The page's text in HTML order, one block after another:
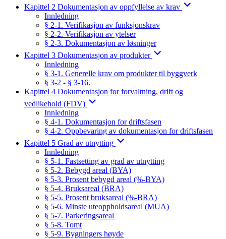
Kapittel 2 Dokumentasjon av oppfyllelse av krav
Innledning
§ 2-1. Verifikasjon av funksjonskrav
§ 2-2. Verifikasjon av ytelser
§ 2-3. Dokumentasjon av løsninger
Kapittel 3 Dokumentasjon av produkter
Innledning
§ 3-1. Generelle krav om produkter til byggverk
§ 3-2 - § 3-16.
Kapittel 4 Dokumentasjon for forvaltning, drift og
vedlikehold (FDV)
Innledning
§ 4-1. Dokumentasjon for driftsfasen
§ 4-2. Oppbevaring av dokumentasjon for driftsfasen
Kapittel 5 Grad av utnytting
Innledning
§ 5-1. Fastsetting av grad av utnytting
§ 5-2. Bebygd areal (BYA)
§ 5-3. Prosent bebygd areal (%-BYA)
§ 5-4. Bruksareal (BRA)
§ 5-5. Prosent bruksareal (%-BRA)
§ 5-6. Minste uteoppholdsareal (MUA)
§ 5-7. Parkeringsareal
§ 5-8. Tomt
§ 5-9. Bygningers høyde